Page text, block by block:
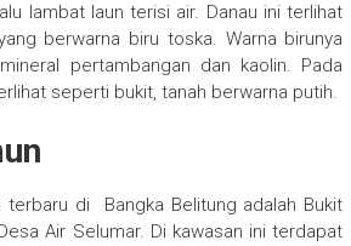
lambat laun terisi air. Danau ini terlihat
berwarna biru toska. Warna birunya
pertambangan dan kaolin. Pada
seperti bukit, tanah berwarna putih.
terbaru di Bangka Belitung adalah Bukit
Air Selumar. Di kawasan ini terdapat